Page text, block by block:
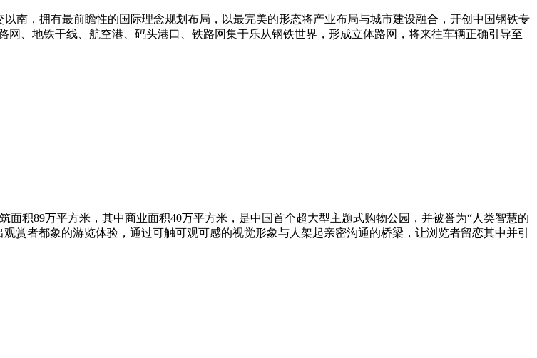
南，拥有最前瞻性的国际理念规划布局，以最完美的形态将产业布局与城市建设融合，开创中国钢铁专
、地铁干线、航空港、码头港口、铁路网集于乐从钢铁世界，形成立体路网，将来往车辆正确引导至
积89万平方米，其中商业面积40万平方米，是中国首个超大型主题式购物公园，并被誉为“人类智慧的
者都象的游览体验，通过可触可观可感的视觉形象与人架起亲密沟通的桥梁，让浏览者留恋其中并引